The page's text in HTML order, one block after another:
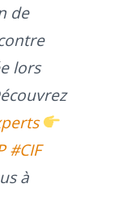
de
lors
#CIF
à